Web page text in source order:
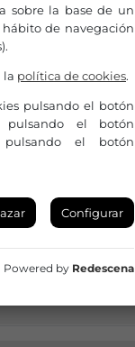
sobre la base de un
de navegación
la política de cookies.
pulsando el botón
pulsando el botón
pulsando el botón
Configurar
Powered by Redescena